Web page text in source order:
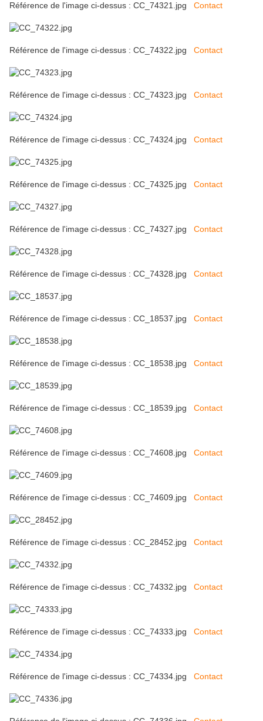
Référence de l'image ci-dessus : CC_74321.jpg Contact
Référence de l'image ci-dessus : CC_74322.jpg Contact
Référence de l'image ci-dessus : CC_74323.jpg Contact
Référence de l'image ci-dessus : CC_74324.jpg Contact
Référence de l'image ci-dessus : CC_74325.jpg Contact
Référence de l'image ci-dessus : CC_74327.jpg Contact
Référence de l'image ci-dessus : CC_74328.jpg Contact
Référence de l'image ci-dessus : CC_18537.jpg Contact
Référence de l'image ci-dessus : CC_18538.jpg Contact
Référence de l'image ci-dessus : CC_18539.jpg Contact
Référence de l'image ci-dessus : CC_74608.jpg Contact
Référence de l'image ci-dessus : CC_74609.jpg Contact
Référence de l'image ci-dessus : CC_28452.jpg Contact
Référence de l'image ci-dessus : CC_74332.jpg Contact
Référence de l'image ci-dessus : CC_74333.jpg Contact
Référence de l'image ci-dessus : CC_74334.jpg Contact